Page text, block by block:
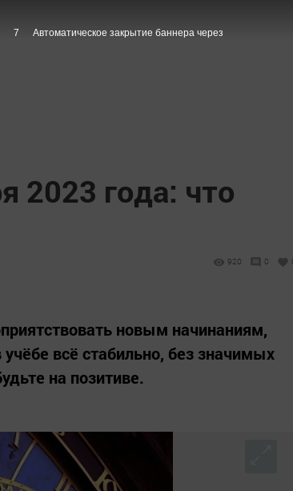
2023 года: что
920 0
новым начинаниям,
всё стабильно, без значимых
на позитиве.
7 Автоматическое закрытие баннера через